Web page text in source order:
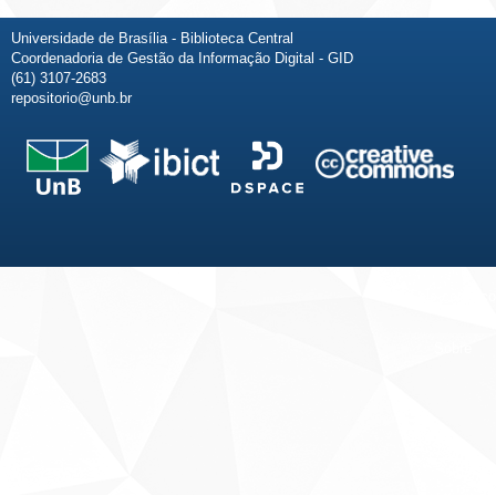
Universidade de Brasília - Biblioteca Central
Coordenadoria de Gestão da Informação Digital - GID
(61) 3107-2683
repositorio@unb.br